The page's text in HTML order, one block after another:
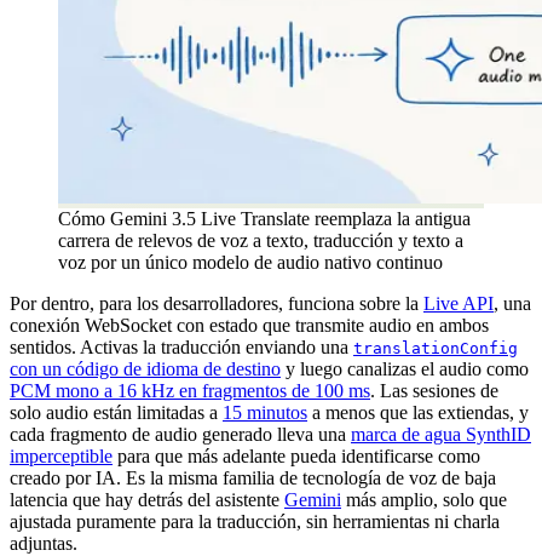
Cómo Gemini 3.5 Live Translate reemplaza la antigua
carrera de relevos de voz a texto, traducción y texto a
voz por un único modelo de audio nativo continuo
Por dentro, para los desarrolladores, funciona sobre la Live API, una
conexión WebSocket con estado que transmite audio en ambos
sentidos. Activas la traducción enviando una translationConfig
con un código de idioma de destino y luego canalizas el audio como
PCM mono a 16 kHz en fragmentos de 100 ms. Las sesiones de
solo audio están limitadas a 15 minutos a menos que las extiendas, y
cada fragmento de audio generado lleva una marca de agua SynthID
imperceptible para que más adelante pueda identificarse como
creado por IA. Es la misma familia de tecnología de voz de baja
latencia que hay detrás del asistente Gemini más amplio, solo que
ajustada puramente para la traducción, sin herramientas ni charla
adjuntas.